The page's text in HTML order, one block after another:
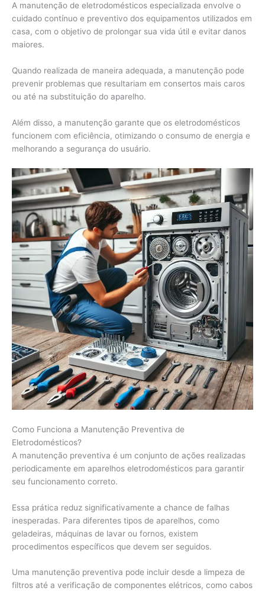
A manutenção de eletrodomésticos especializada envolve o
cuidado contínuo e preventivo dos equipamentos utilizados em
casa, com o objetivo de prolongar sua vida útil e evitar danos
maiores.
Quando realizada de maneira adequada, a manutenção pode
prevenir problemas que resultariam em consertos mais caros
ou até na substituição do aparelho.
Além disso, a manutenção garante que os eletrodomésticos
funcionem com eficiência, otimizando o consumo de energia e
melhorando a segurança do usuário.
Como Funciona a Manutenção Preventiva de
Eletrodomésticos?
A manutenção preventiva é um conjunto de ações realizadas
periodicamente em aparelhos eletrodomésticos para garantir
seu funcionamento correto.
Essa prática reduz significativamente a chance de falhas
inesperadas. Para diferentes tipos de aparelhos, como
geladeiras, máquinas de lavar ou fornos, existem
procedimentos específicos que devem ser seguidos.
Uma manutenção preventiva pode incluir desde a limpeza de
filtros até a verificação de componentes elétricos, como cabos